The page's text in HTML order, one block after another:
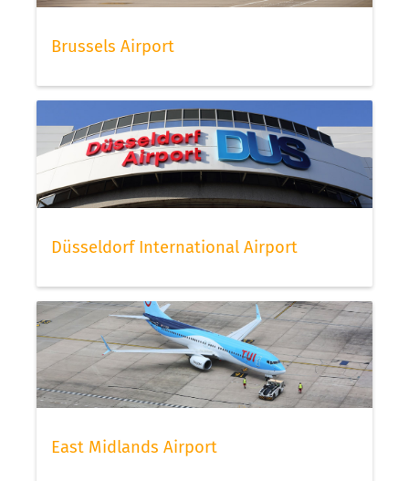
Brussels Airport
Düsseldorf International Airport
East Midlands Airport